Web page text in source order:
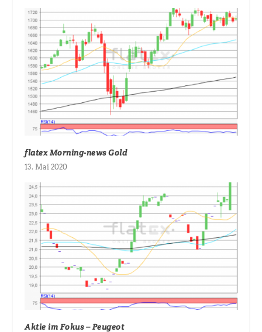
flatex Morning-news Gold
13. Mai 2020
Aktie im Fokus – Peugeot